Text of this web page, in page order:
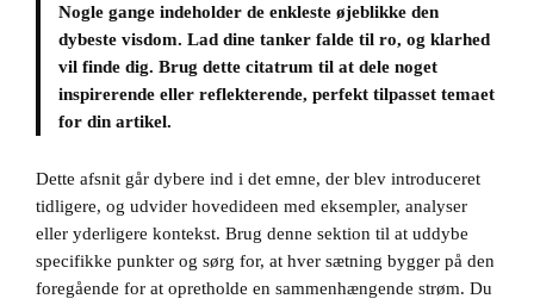
Nogle gange indeholder de enkleste øjeblikke den
dybeste visdom. Lad dine tanker falde til ro, og klarhed
vil finde dig. Brug dette citatrum til at dele noget
inspirerende eller reflekterende, perfekt tilpasset temaet
for din artikel.
Dette afsnit går dybere ind i det emne, der blev introduceret
tidligere, og udvider hovedideen med eksempler, analyser
eller yderligere kontekst. Brug denne sektion til at uddybe
specifikke punkter og sørg for, at hver sætning bygger på den
foregående for at opretholde en sammenhængende strøm. Du